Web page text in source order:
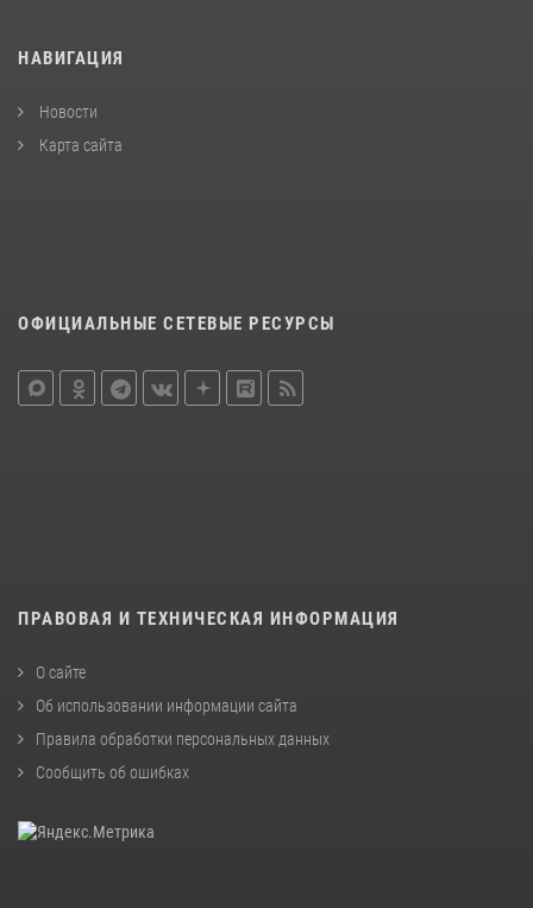
НАВИГАЦИЯ
Новости
Карта сайта
ОФИЦИАЛЬНЫЕ СЕТЕВЫЕ РЕСУРСЫ
ПРАВОВАЯ И ТЕХНИЧЕСКАЯ ИНФОРМАЦИЯ
О сайте
Об использовании информации сайта
Правила обработки персональных данных
Сообщить об ошибках